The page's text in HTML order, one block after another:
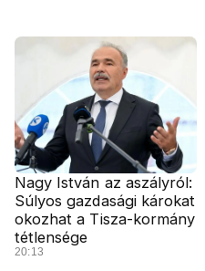
Nagy István az aszályról:
Súlyos gazdasági károkat
okozhat a Tisza-kormány
tétlensége
20:13